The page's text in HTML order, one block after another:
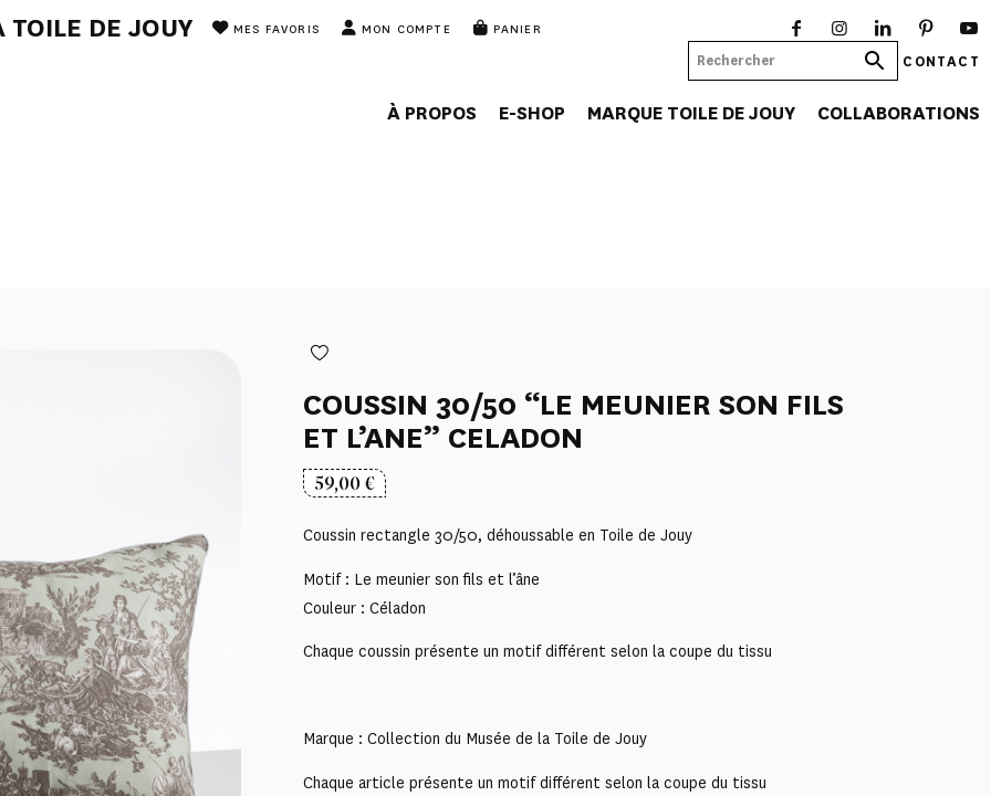
TOILE DE JOUY MES FAVORIS MON COMPTE PANIER
CONTACT
À PROPOS E-SHOP MARQUE TOILE DE JOUY COLLABORATIONS
COUSSIN 30/50 “LE MEUNIER SON FILS
ET L’ANE” CELADON
59,00€
Coussin rectangle 30/50, déhoussable en Toile de Jouy
Motif : Le meunier son fils et l’âne
Couleur : Céladon
Chaque coussin présente un motif différent selon la coupe du tissu
Marque : Collection du Musée de la Toile de Jouy
Chaque article présente un motif différent selon la coupe du tissu